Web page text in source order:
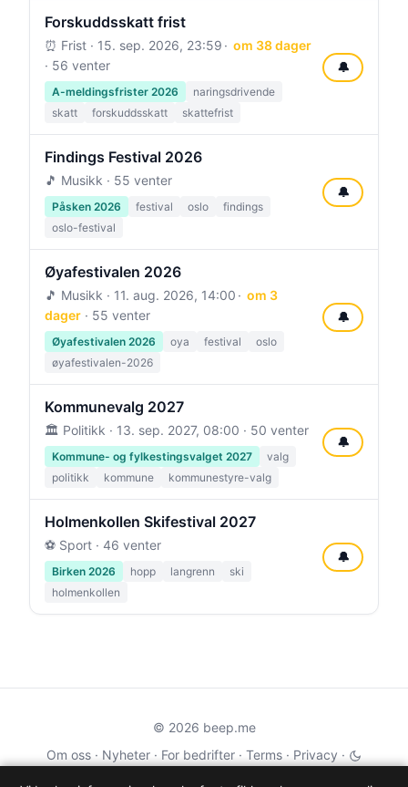
Forskuddsskatt frist
⏰ Frist · 15. sep. 2026, 23:59
om 38 dager
· 56 venter
A-meldingsfrister 2026
naringsdrivende
skatt
forskuddsskatt skattefrist
🔔
Findings Festival 2026
🎵 Musikk · 55 venter
Påsken 2026 festival oslo
findings
oslo-festival
🔔
Øyafestivalen 2026
🎵 Musikk · 11. aug. 2026, 14:00
om 3
dager · 55 venter
Øyafestivalen 2026 oya festival
oslo
øyafestivalen-2026
🔔
Kommunevalg 2027
🏛️ Politikk · 13. sep. 2027, 08:00 · 50 venter
Kommune- og fylkestingsvalget 2027
valg
politikk
kommune kommunestyre-valg
🔔
Holmenkollen Skifestival 2027
⚽ Sport · 46 venter
Birken 2026 hopp langrenn
ski
holmenkollen
🔔
© 2026 beep.me
Om oss · Nyheter · For bedrifter · Terms · Privacy ·